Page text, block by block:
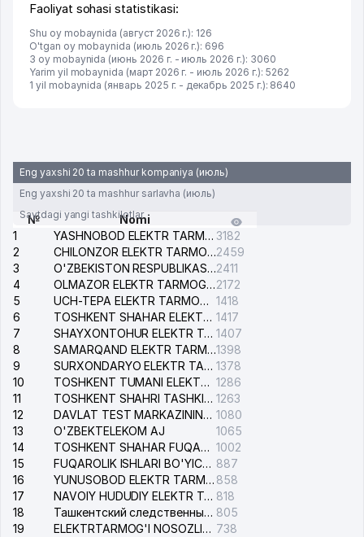
Faoliyat sohasi statistikasi:
Shu oy mobaynida (август 2026 г.): 126
O'tgan oy mobaynida (июль 2026 г.): 696
3 oy mobaynida (июнь 2026 г. - июль 2026 г.): 3060
Yarim yil mobaynida (март 2026 г. - июль 2026 г.): 5262
1 yil mobaynida (январь 2025 г. - декабрь 2025 г.): 8640
Eng yaxshi 20 ta mashhur kompaniya (июль)
Eng yaxshi 20 ta mashhur sarlavha (июль)
Saytdagi yangi tashkilotlar
№
Nomi
1
YASHNOBOD ELEKTR TARMOG'I NOSOZLIKLARI XIZMATI 3182
2
CHILONZOR ELEKTR TARMOG'I NOSOZLIK XIZMATI2459
3
O'ZBEKISTON RESPUBLIKASI BOSH PROKURATURASI ISHONCH TELEFONI2411
4
OLMAZOR ELEKTR TARMOG'I NOSOZLIKLARI XIZMATI2172
5
UCH-TEPA ELEKTR TARMOG'I NOSOZLIKLARI XIZMATI 1418
6
TOSHKENT SHAHAR ELEKTR TARMOQLARI KORXONASI AJ 1417
7
SHAYXONTOHUR ELEKTR TARMOG'I NOSOZLIKLARINI TUZATISH XIZMATI 1407
8
SAMARQAND ELEKTR TARMOQLARI AJ1398
9
SURXONDARYO ELEKTR TARMOQLARI AJ 1378
10
TOSHKENT TUMANI ELEKTR TARMOG'I AVARIYA XIZMATI 1286
11
TOSHKENT SHAHRI TASHKILOT TELEFONLARI HAQIDA MA'LUMOT BYUROSI 1263
12
DAVLAT TEST MARKAZINING ISHONCH TELEFONLARI 1080
13
O'ZBEKTELEKOM AJ
1065
14
TOSHKENT SHAHAR FUQAROLIK ISHLARI BO'YICHA SUDI 1002
15
FUQAROLIK ISHLARI BO'YICHA YAKKASAROY TUMANLARARO SUDI 887
16
YUNUSOBOD ELEKTR TARMOG'I NOSOZLIKLARI XIZMATI 858
17
NAVOIY HUDUDIY ELEKTR TARMOQLARI KORXONASI AJ 818
18
Ташкентский следственный изолятор 805
19
ELEKTRTARMOG'I NOSOZLIKLARINI TO'ZATISH SERGELI XIZMATI 738